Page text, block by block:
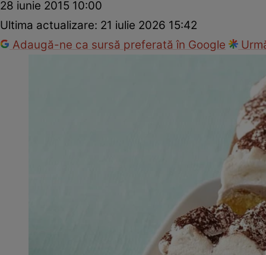
28 iunie 2015 10:00
Ultima actualizare: 21 iulie 2026 15:42
Adaugă-ne ca sursă preferată în Google